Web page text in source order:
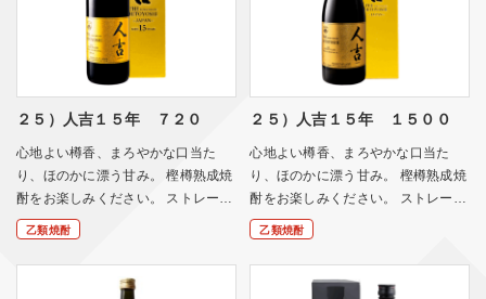
２５）人吉１５年 ７２０
心地よい樽香、まろやかな口当た
り、ほのかに漂う甘み。 樫樽熟成焼
酎をお楽しみください。 ストレー…
乙類焼酎
２５）人吉１５年 １５００
心地よい樽香、まろやかな口当た
り、ほのかに漂う甘み。 樫樽熟成焼
酎をお楽しみください。 ストレー…
乙類焼酎